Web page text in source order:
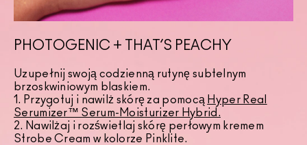
PHOTOGENIC + THAT’S PEACHY
Uzupełnij swoją codzienną rutynę subtelnym
brzoskwiniowym blaskiem.
1. Przygotuj i nawilż skórę za pomocą Hyper Real
Serumizer™ Serum-Moisturizer Hybrid.
2. Nawilżaj i rozświetlaj skórę perłowym kremem
Strobe Cream w kolorze Pinklite.